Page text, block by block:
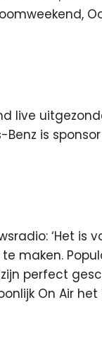
live
is
‘Het
maken.
perfect
On Air